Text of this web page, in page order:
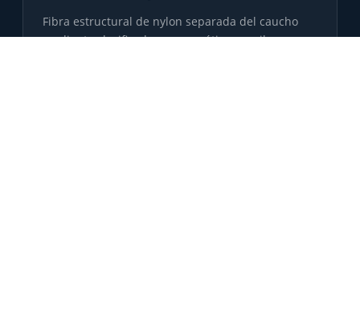
Fibra estructural de nylon separada del caucho
mediante clasificadores neumáticos o cribas